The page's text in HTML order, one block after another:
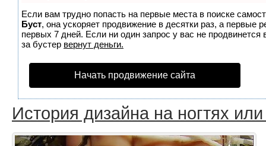
Если вам трудно попасть на первые места в поиске
Буст, она ускоряет продвижение в десятки раз, а первые
первых 7 дней. Если ни один запрос у вас не продвинется
за бустер вернут деньги.
Начать продвижение сайта
История дизайна на ногтях